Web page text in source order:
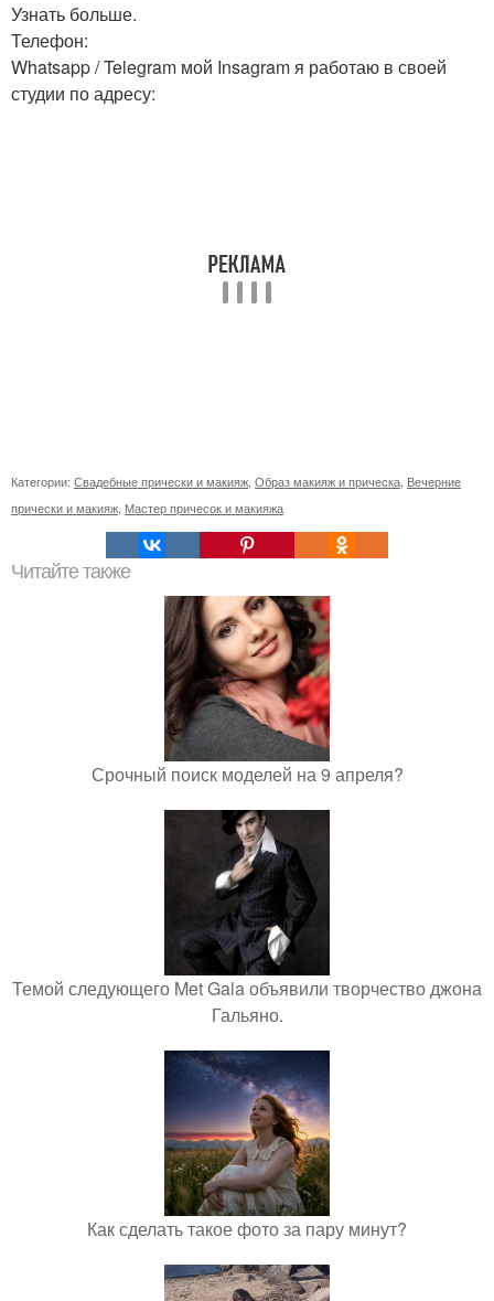
Узнать больше.
Телефон:
Whatsapp / Telegram мой Insagram я работаю в своей
студии по адресу:
Категории: Свадебные прически и макияж Образ макияж и прическа Вечерние
прически и макияж Мастер причесок и макияжа
Читайте также
Срочный поиск моделей на 9 апреля?
Темой следующего Met Gala объявили творчество джона
Гальяно.
Как сделать такое фото за пару минут?